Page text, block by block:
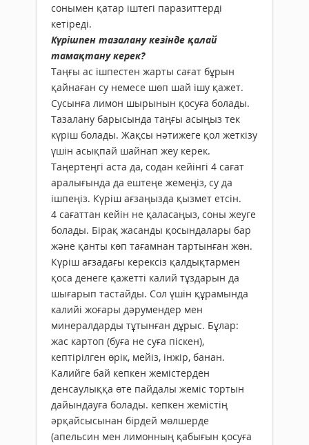
сонымен қатар іштегі паразиттерді
кетіреді.
Күрішпен тазалану кезінде қалай
тамақтану керек?
Таңғы ас ішпестен жарты сағат бұрын
қайнаған су немесе шөп шай ішу қажет.
Сусынға лимон шырынын қосуға болады.
Тазалану барысында таңғы асыңыз тек
күріш болады. Жақсы нәтижеге қол жеткізу
үшін асықпай шайнап жеу керек.
Таңертеңгі аста да, содан кейінгі 4 сағат
аралығында да ештеңе жемеңіз, су да
ішпеңіз. Күріш ағзаңызда қызмет етсін.
4 сағаттан кейін не қаласаңыз, соны жеуге
болады. Бірақ жасанды қосындалары бар
және қанты көп тағамнан тартынған жөн.
Күріш ағзадағы керексіз қалдықтармен
қоса денеге қажетті калий тұздарын да
шығарып тастайды. Сол үшін құрамында
калийі жоғары дәрумендер мен
минералдарды тұтынған дұрыс. Бұлар:
жас картоп (буға не суға піскен),
кептірілген өрік, мейіз, інжір, банан.
Калийге бай кепкен жемістерден
денсаулыққа өте пайдалы жеміс тортын
дайындауға болады. кепкен жемістің
әрқайсысынан бірдей мөлшерде
(апельсин мен лимонның қабығын қосуға